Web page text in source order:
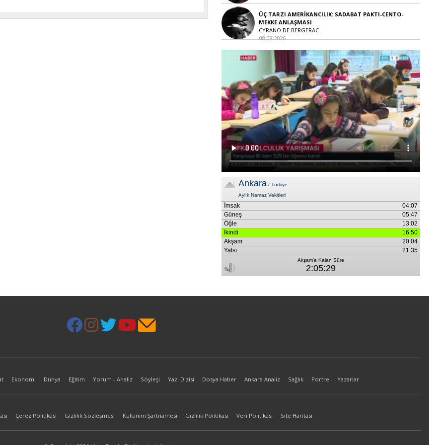
ÜÇ TARZI AMERİKANCILIK: SADABAT PAKTI-CENTO-
MEKKE ANLAŞMASI
CYRANO DE BERGERAC
08.08.2026
Ekonomi Dünya Eğitim Yorum - Analiz Söyleşi Yazı Dizisi Dosya Haber Ankara Analiz Sağlık Portre Yazarlar
Çerez Politikası Gizlilik Sözleşmesi Kullanım Şartnamesi Gizlilik Politikası Veri Politikası Site Haritası